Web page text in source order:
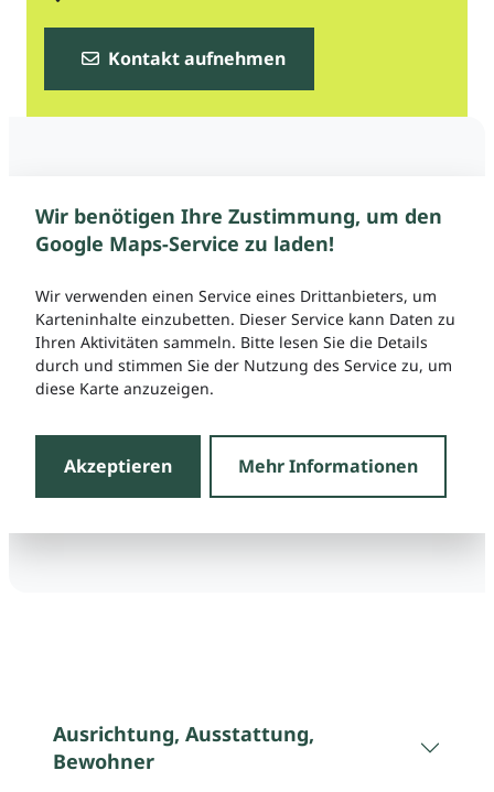
Kontakt aufnehmen
Wir benötigen Ihre Zustimmung, um den
Google Maps-Service zu laden!
Wir verwenden einen Service eines Drittanbieters, um
Karteninhalte einzubetten. Dieser Service kann Daten zu
Ihren Aktivitäten sammeln. Bitte lesen Sie die Details
durch und stimmen Sie der Nutzung des Service zu, um
diese Karte anzuzeigen.
Akzeptieren Mehr Informationen
Ausrichtung, Ausstattung,
Bewohner